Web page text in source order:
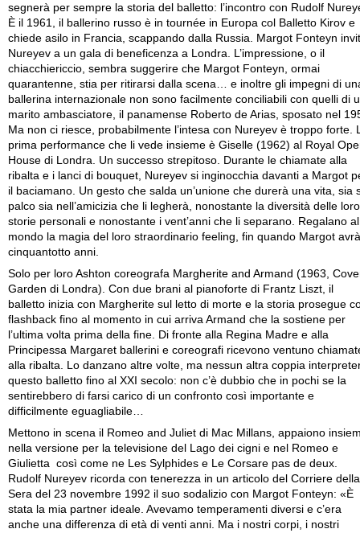
segnerà per sempre la storia del balletto: l’incontro con Rudolf
È il 1961, il ballerino russo è in tournée in Europa col Balletto Kirov e
chiede asilo in Francia, scappando dalla Russia. Margot Fonteyn
Nureyev a un gala di beneficenza a Londra. L’impressione, o il
chiacchiericcio, sembra suggerire che Margot Fonteyn, ormai
quarantenne, stia per ritirarsi dalla scena… e inoltre gli impegni di
ballerina internazionale non sono facilmente conciliabili con quelli di
marito ambasciatore, il panamense Roberto de Arias, sposato nel
Ma non ci riesce, probabilmente l’intesa con Nureyev è troppo forte.
prima performance che li vede insieme è Giselle (1962) al Royal
House di Londra. Un successo strepitoso. Durante le chiamate alla
ribalta e i lanci di bouquet, Nureyev si inginocchia davanti a Margot
il baciamano. Un gesto che salda un’unione che durerà una vita, sia
palco sia nell’amicizia che li legherà, nonostante la diversità delle loro
storie personali e nonostante i vent’anni che li separano. Regalano al
mondo la magia del loro straordinario feeling, fin quando Margot avrà
cinquantotto anni.
Solo per loro Ashton coreografa Margherite and Armand (1963,
Garden di Londra). Con due brani al pianoforte di Frantz Liszt, il
balletto inizia con Margherite sul letto di morte e la storia prosegue
flashback fino al momento in cui arriva Armand che la sostiene per
l’ultima volta prima della fine. Di fronte alla Regina Madre e alla
Principessa Margaret ballerini e coreografi ricevono ventuno
alla ribalta. Lo danzano altre volte, ma nessun altra coppia
questo balletto fino al XXI secolo: non c’è dubbio che in pochi se la
sentirebbero di farsi carico di un confronto così importante e
difficilmente eguagliabile…
Mettono in scena il Romeo and Juliet di Mac Millans, appaiono
nella versione per la televisione del Lago dei cigni e nel Romeo e
Giulietta così come ne Les Sylphides e Le Corsare pas de deux.
Rudolf Nureyev ricorda con tenerezza in un articolo del Corriere della
Sera del 23 novembre 1992 il suo sodalizio con Margot Fonteyn: «È
stata la mia partner ideale. Avevamo temperamenti diversi e c’era
anche una differenza di età di venti anni. Ma i nostri corpi, i nostri